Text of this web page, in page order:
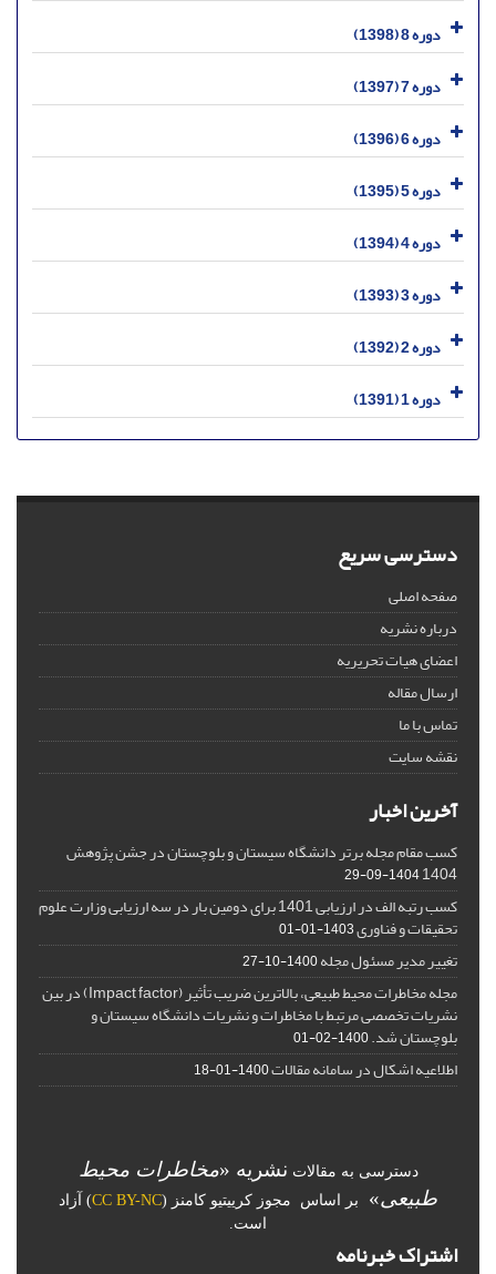
دوره 8 (1398)
دوره 7 (1397)
دوره 6 (1396)
دوره 5 (1395)
دوره 4 (1394)
دوره 3 (1393)
دوره 2 (1392)
دوره 1 (1391)
دسترسی سریع
صفحه اصلی
درباره نشریه
اعضای هیات تحریریه
ارسال مقاله
تماس با ما
نقشه سایت
آخرین اخبار
کسب مقام مجله برتر دانشگاه سیستان و بلوچستان در جشن پژوهش
1404
1404-09-29
کسب رتبه الف در ارزیابی 1401 برای دومین بار در سه ارزیابی وزارت علوم
تحقیقات و فناوری1403-01-01
تغییر مدیر مسئول مجله1400-10-27
مجله مخاطرات محیط طبیعی، بالاترین ضریب تأثیر (Impact factor) در بین
نشریات تخصصی مرتبط با مخاطرات و نشریات دانشگاه سیستان و
بلوچستان شد.1400-02-01
اطلاعیه اشکال در سامانه مقالات1400-01-18
دسترسی به مقالات نشریه «مخاطرات محیط
طبیعی» بر اساس مجوز کرییتیو کامنز (CC BY-NC) آزاد
است.
اشتراک خبرنامه